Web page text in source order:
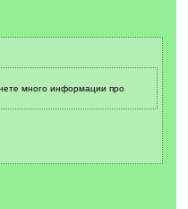
много информации про